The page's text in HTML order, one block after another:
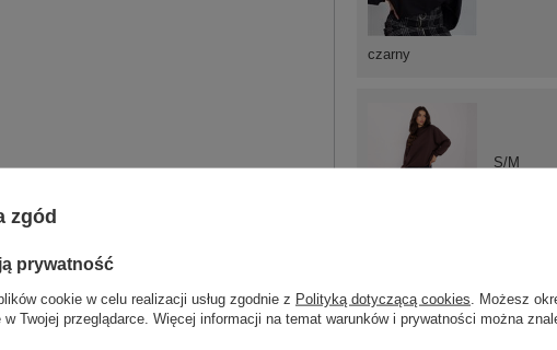
czarny
S/M
zgód
prywatność
cookie w celu realizacji usług zgodnie z Polityką dotyczącą cookies . Możesz
w Twojej przeglądarce. Więcej informacji na temat warunków i prywatności można